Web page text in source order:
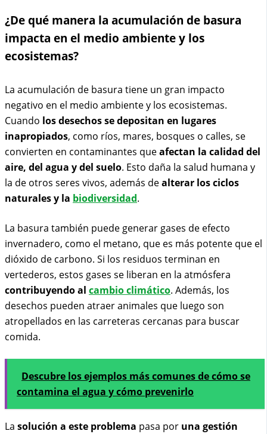
¿De qué manera la acumulación de basura
impacta en el medio ambiente y los
ecosistemas?
La acumulación de basura tiene un gran impacto
negativo en el medio ambiente y los ecosistemas.
Cuando los desechos se depositan en lugares
inapropiados, como ríos, mares, bosques o calles, se
convierten en contaminantes queafectan la calidad del
aire, del agua y del suelo. Esto daña la salud humana y
la de otros seres vivos, además dealterar los ciclos
naturales y la biodiversidad.
La basura también puede generar gases de efecto
invernadero, como el metano, que es más potente que el
dióxido de carbono. Si los residuos terminan en
vertederos, estos gases se liberan en la atmósfera
contribuyendo al cambio climático. Además, los
desechos pueden atraer animales que luego son
atropellados en las carreteras cercanas para buscar
comida.
Descubre los ejemplos más comunes de cómo se
contamina el agua y cómo prevenirlo
La solución a este problema pasa por una gestión